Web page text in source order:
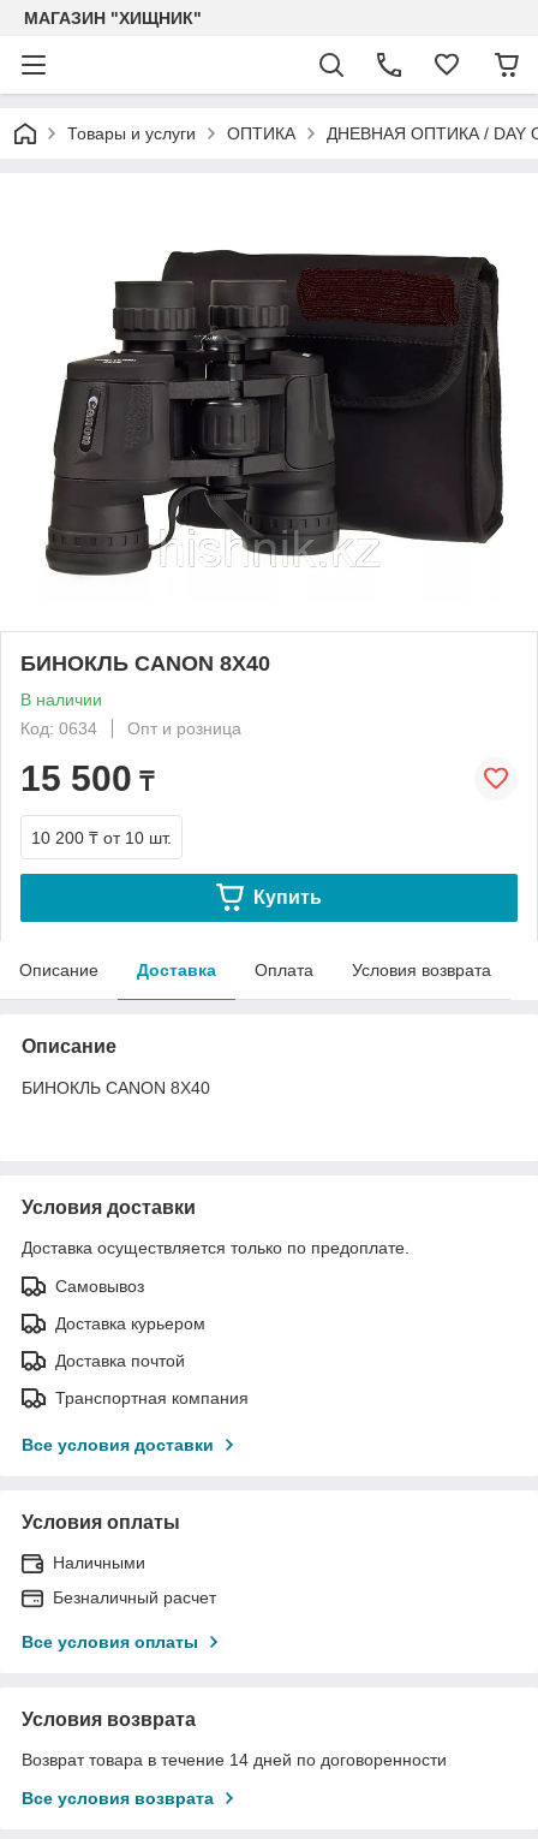
МАГАЗИН "ХИЩНИК"
Товары и услуги ОПТИКА ДНЕВНАЯ ОПТИКА / DAY
БИНОКЛЬ CANON 8X40
В наличии
Код: 0634
Опт и розница
15 500 ₸
10 200 ₸ от 10 шт.
Купить
Описание Доставка Оплата Условия возврата
Описание
БИНОКЛЬ CANON 8X40
Условия доставки
Доставка осуществляется только по предоплате.
Самовывоз
Доставка курьером
Доставка почтой
Транспортная компания
Все условия доставки
Условия оплаты
Наличными
Безналичный расчет
Все условия оплаты
Условия возврата
Возврат товара в течение 14 дней по договоренности
Все условия возврата